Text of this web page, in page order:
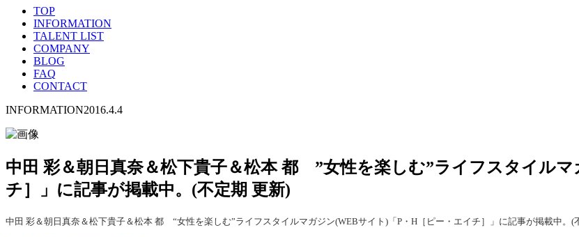
TOP
INFORMATION
TALENT LIST
COMPANY
BLOG
FAQ
CONTACT
INFORMATION2016.4.4
中田 彩＆朝日真奈＆松下貴子＆松本 都 ”女性を楽しむ”ライフスタイル
チ］」に記事が掲載中。(不定期 更新)
中田 彩＆朝日真奈＆松下貴子＆松本 都 “女性を楽しむ”ライフスタイルマガジン(WEBサイト)「P・H［ピー・エイチ］」に記事が掲載中。(